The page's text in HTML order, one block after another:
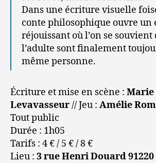
Dans une écriture visuelle
conte philosophique ouvre un
réjouissant où l’on se souvient
l’adulte sont finalement
même personne.
Écriture et mise en scène : Marie
Levavasseur// Jeu : Amélie
Tout public
Durée : 1h05
Tarifs : 4 € / 5 € / 8 €
Lieu : 3 rue Henri Douard